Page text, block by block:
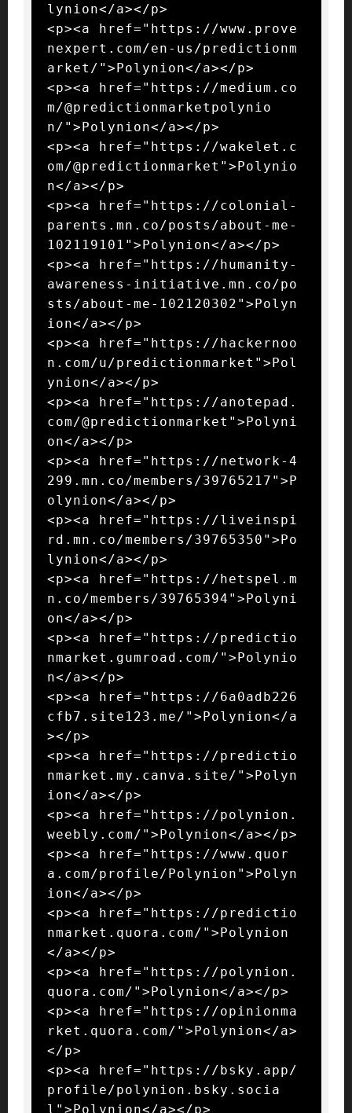
lynion</a></p>
<p><a href="https://www.prove
nexpert.com/en-us/predictionm
arket/">Polynion</a></p>
<p><a href="https://medium.co
m/@predictionmarketpolynio
n/">Polynion</a></p>
<p><a href="https://wakelet.c
om/@predictionmarket">Polynio
n</a></p>
<p><a href="https://colonial-
parents.mn.co/posts/about-me-
102119101">Polynion</a></p>
<p><a href="https://humanity-
awareness-initiative.mn.co/po
sts/about-me-102120302">Polyn
ion</a></p>
<p><a href="https://hackernoo
n.com/u/predictionmarket">Pol
ynion</a></p>
<p><a href="https://anotepad.
com/@predictionmarket">Polyni
on</a></p>
<p><a href="https://network-4
299.mn.co/members/39765217">P
olynion</a></p>
<p><a href="https://liveinspi
rd.mn.co/members/39765350">Po
lynion</a></p>
<p><a href="https://hetspel.m
n.co/members/39765394">Polyni
on</a></p>
<p><a href="https://predictio
nmarket.gumroad.com/">Polynio
n</a></p>
<p><a href="https://6a0adb226
cfb7.site123.me/">Polynion</a
></p>
<p><a href="https://predictio
nmarket.my.canva.site/">Polyn
ion</a></p>
<p><a href="https://polynion.
weebly.com/">Polynion</a></p>
<p><a href="https://www.quor
a.com/profile/Polynion">Polyn
ion</a></p>
<p><a href="https://predictio
nmarket.quora.com/">Polynion
</a></p>
<p><a href="https://polynion.
quora.com/">Polynion</a></p>
<p><a href="https://opinionma
rket.quora.com/">Polynion</a>
</p>
<p><a href="https://bsky.app/
profile/polynion.bsky.socia
l">Polynion</a></p>